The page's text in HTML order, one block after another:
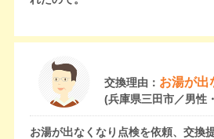
交換理由： お湯が出
(兵庫県三田市／男性
お湯が出なくなり点検を依頼、交換